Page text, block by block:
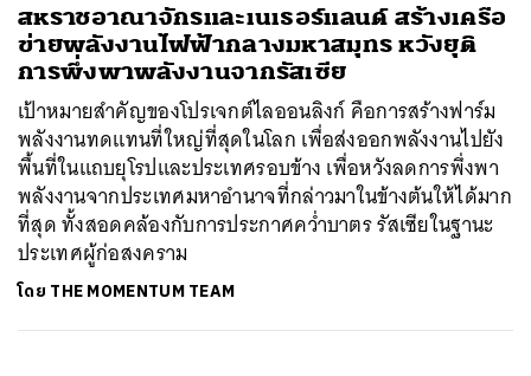
สหราชอาณาจักรและเนเธอร์แลนด์ สร้างเครือ
ข่ายพลังงานไฟฟ้ากลางมหาสมุทร หวังยุติ
การพึ่งพาพลังงานจากรัสเซีย
เป้าหมายสำคัญของโปรเจกต์ไลออนลิงก์ คือการสร้างฟาร์ม
พลังงานทดแทนที่ใหญ่ที่สุดในโลก เพื่อส่งออกพลังงานไปยัง
พื้นที่ในแถบยุโรปและประเทศรอบข้าง เพื่อหวังลดการพึ่งพา
พลังงานจากประเทศมหาอำนาจที่กล่าวมาในข้างต้นให้ได้มาก
ที่สุด ทั้งสอดคล้องกับการประกาศคว่ำบาตร รัสเซียในฐานะ
ประเทศผู้ก่อสงคราม
โดย THE MOMENTUM TEAM